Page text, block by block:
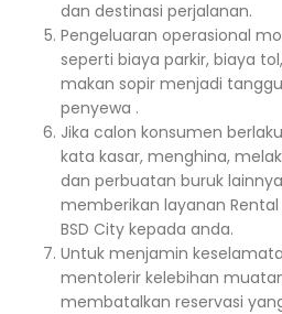
dan destinasi perjalanan.
Pengeluaran operasional
seperti biaya parkir, biaya
makan sopir menjadi
penyewa .
Jika calon konsumen
kata kasar, menghina,
dan perbuatan buruk
memberikan layanan
BSD City kepada anda.
Untuk menjamin
mentolerir kelebihan
membatalkan reservasi